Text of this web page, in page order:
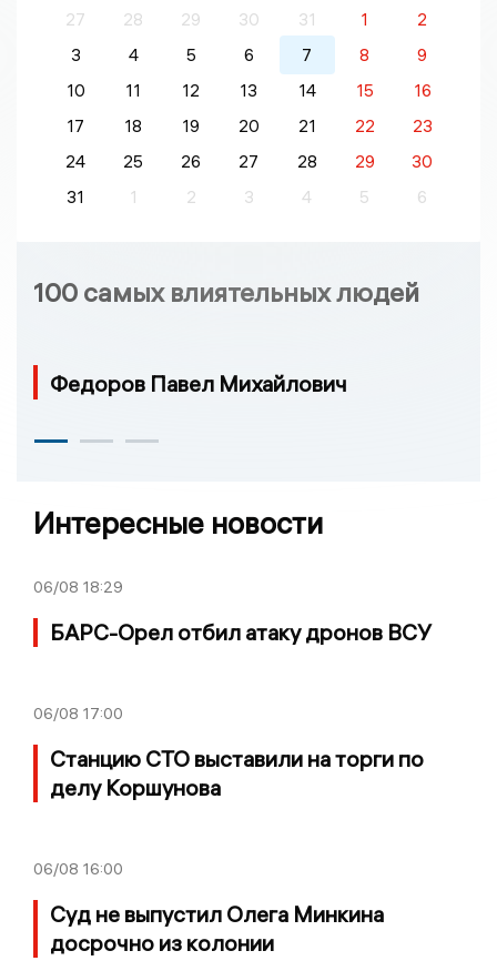
27
28 29 30 31 1
2
3
4 5 6 7 8
9
10
11 12 13 14 15
16
17
18 19 20 21 22
23
24
25 26 27 28 29
30
31
1 2 3 4 5 6
100 самых влиятельных людей
Федоров Павел Михайлович
Интересные новости
06/08 18:29
БАРС-Орел отбил атаку дронов ВСУ
06/08 17:00
Станцию СТО выставили на торги по
делу Коршунова
06/08 16:00
Суд не выпустил Олега Минкина
досрочно из колонии